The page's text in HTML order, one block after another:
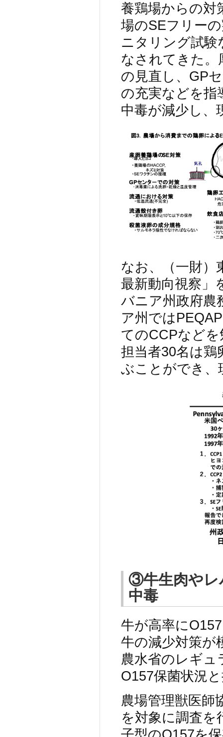
養鶏場からの対
場のSEフリー
ニタリング試験
なされてきた。
の見直し、GP
の充実などを指
中毒が減少し、
なお、（一財）
最新動向視察」
バニア州政府農
ア州では
てのCCPなど
担当者30名は鶏
ぶことができ、
③牛生肉やレ
中毒
牛が高率に
牛の減少対策が
農水省のレギュ
O157保菌状況
農場管理獣医師
を対象に調査を